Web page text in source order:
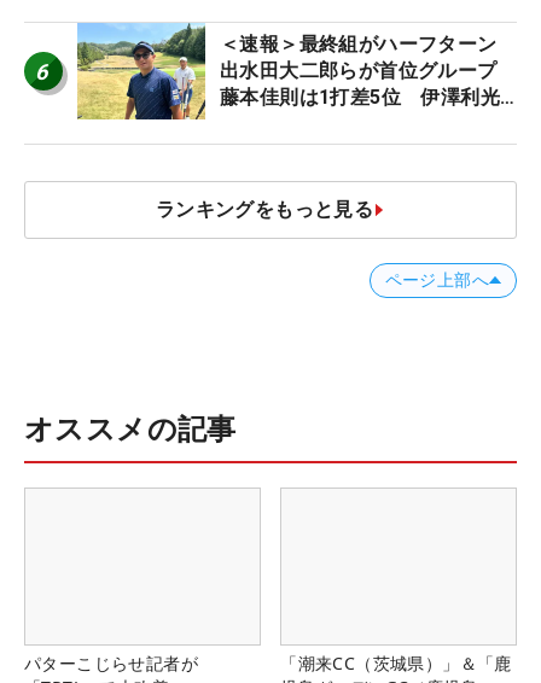
6
＜速報＞最終組がハーフターン
出水田大二郎らが首位グループ
藤本佳則は1打差5位 伊澤利光
JOYX OPEN】
ランキングをもっと見る
ページ上部へ
オススメの記事
パターこじらせ記者が
「潮来CC（茨城県）」＆「鹿